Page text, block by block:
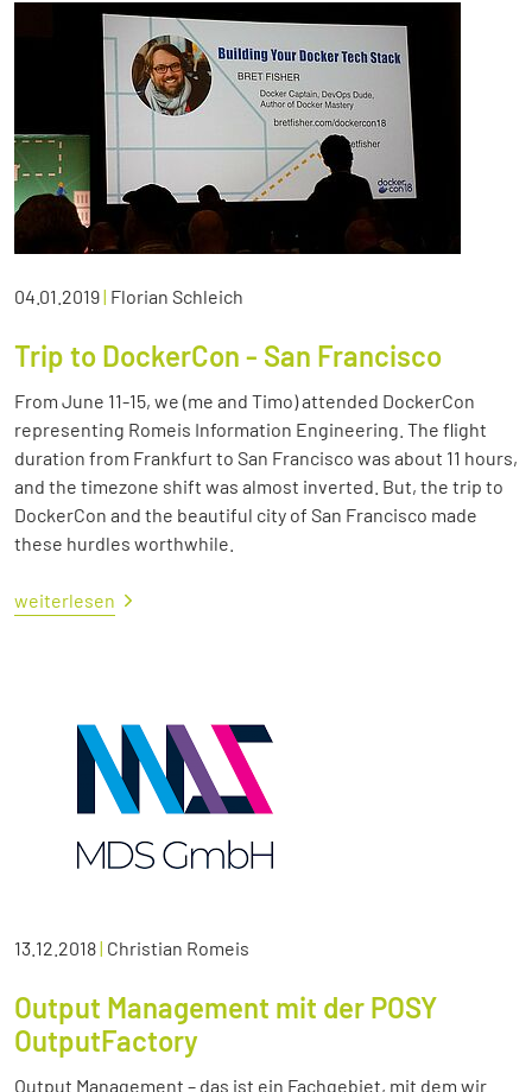
04.01.2019| Florian Schleich
Trip to DockerCon - San Francisco
From June 11-15, we (me and Timo) attended DockerCon
representing Romeis Information Engineering. The flight
duration from Frankfurt to San Francisco was about 11 hours,
and the timezone shift was almost inverted. But, the trip to
DockerCon and the beautiful city of San Francisco made
these hurdles worthwhile.
weiterlesen
13.12.2018| Christian Romeis
Output Management mit der POSY
OutputFactory
Output Management – das ist ein Fachgebiet, mit dem wir